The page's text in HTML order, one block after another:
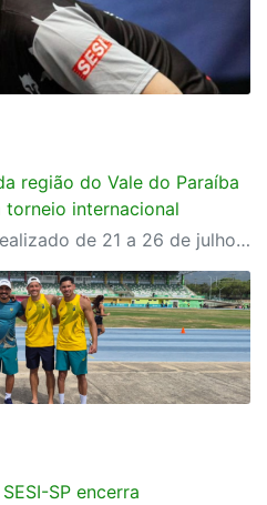
região do Vale do Paraíba
internacional
World Table Tennis será realizado de 21 a 26 de julho, em São José dos Campos
SP encerra